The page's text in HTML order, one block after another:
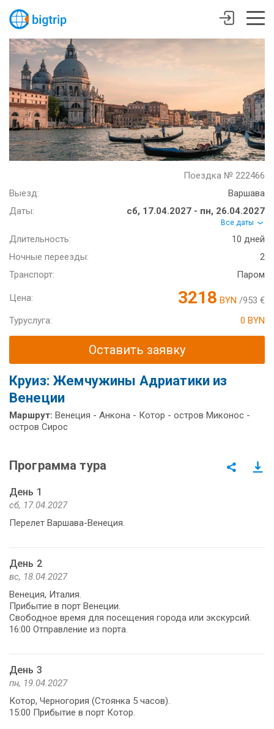
Поездка № 222466
Выезд:
Варшава
Даты:
сб, 17.04.2027 - пн, 26.04.2027
Все даты
Длительность:
10 дней
Ночные переезды:
2
Транспорт:
Паром
Цена: 3218 BYN /953 €
Туруслуга:
0 BYN
Оставить заявку
Круиз: Жемчужины Адриатики из
Венеции
Маршрут: Венеция - Анкона - Котор - остров Миконос -
остров Сирос
Программа тура
День 1
сб, 17.04.2027
Перелет Варшава-Венеция.
День 2
вс, 18.04.2027
Венеция, Италия.
Прибытие в порт Венеции.
Свободное время для посещения города или экскурсий.
16:00 Отправление из порта.
День 3
пн, 19.04.2027
Котор, Черногория (Стоянка 5 часов).
15:00 Прибытие в порт Котор.